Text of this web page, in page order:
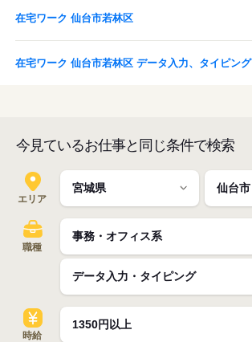
在宅ワーク 仙台市若林区
在宅ワーク 仙台市若林区 データ入力、タイピング
今見ているお仕事と同じ条件で検索
エリア
職種
時給